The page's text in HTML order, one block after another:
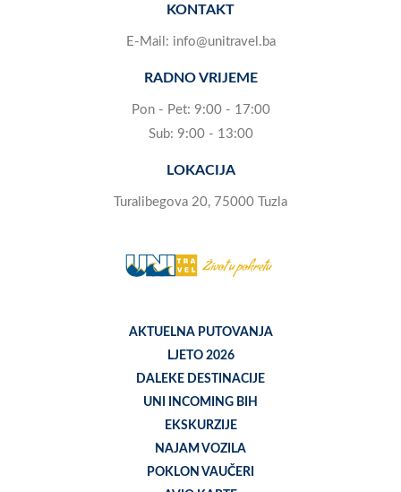
KONTAKT
E-Mail: info@unitravel.ba
RADNO VRIJEME
Pon - Pet: 9:00 - 17:00
Sub: 9:00 - 13:00
LOKACIJA
Turalibegova 20, 75000 Tuzla
AKTUELNA PUTOVANJA
LJETO 2026
DALEKE DESTINACIJE
UNI INCOMING BIH
EKSKURZIJE
NAJAM VOZILA
POKLON VAUČERI